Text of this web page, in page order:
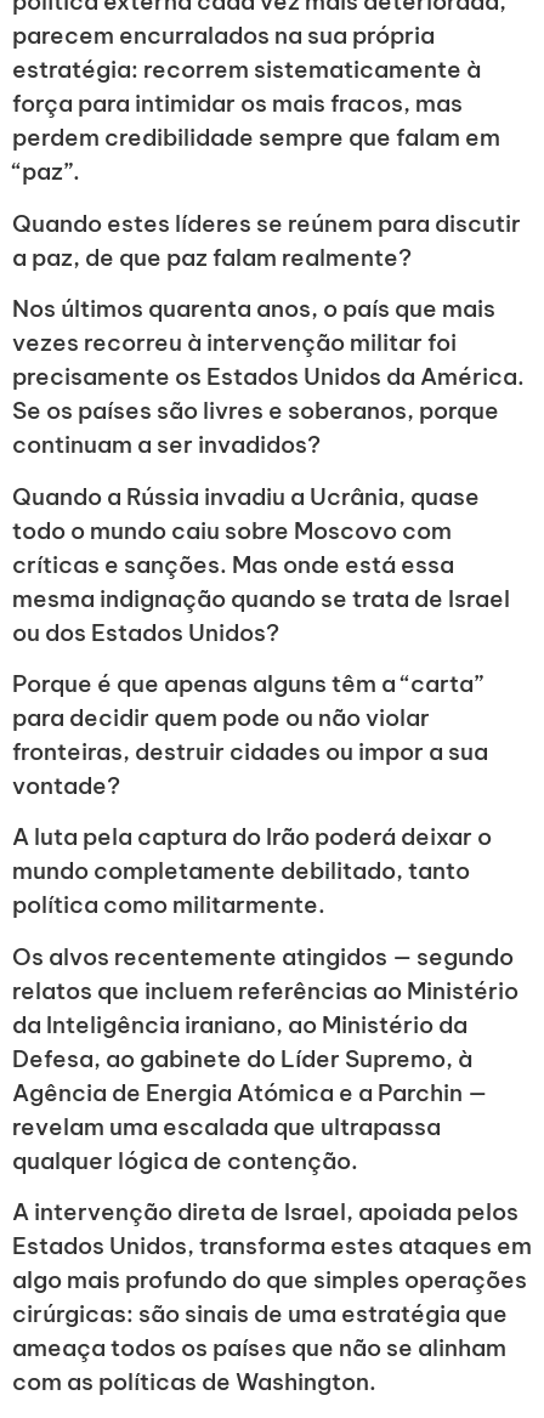
parecem encurralados na sua própria
estratégia: recorrem sistematicamente à
força para intimidar os mais fracos, mas
perdem credibilidade sempre que falam em
“paz”.
Quando estes líderes se reúnem para discutir
a paz, de que paz falam realmente?
Nos últimos quarenta anos, o país que mais
vezes recorreu à intervenção militar foi
precisamente os Estados Unidos da América.
Se os países são livres e soberanos, porque
continuam a ser invadidos?
Quando a Rússia invadiu a Ucrânia, quase
todo o mundo caiu sobre Moscovo com
críticas e sanções. Mas onde está essa
mesma indignação quando se trata de Israel
ou dos Estados Unidos?
Porque é que apenas alguns têm a “carta”
para decidir quem pode ou não violar
fronteiras, destruir cidades ou impor a sua
vontade?
A luta pela captura do Irão poderá deixar o
mundo completamente debilitado, tanto
política como militarmente.
Os alvos recentemente atingidos — segundo
relatos que incluem referências ao Ministério
da Inteligência iraniano, ao Ministério da
Defesa, ao gabinete do Líder Supremo, à
Agência de Energia Atómica e a Parchin —
revelam uma escalada que ultrapassa
qualquer lógica de contenção.
A intervenção direta de Israel, apoiada pelos
Estados Unidos, transforma estes ataques em
algo mais profundo do que simples operações
cirúrgicas: são sinais de uma estratégia que
ameaça todos os países que não se alinham
com as políticas de Washington.